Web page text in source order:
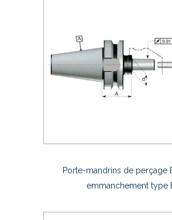
Porte-mandrins de perçage
emmanchement type